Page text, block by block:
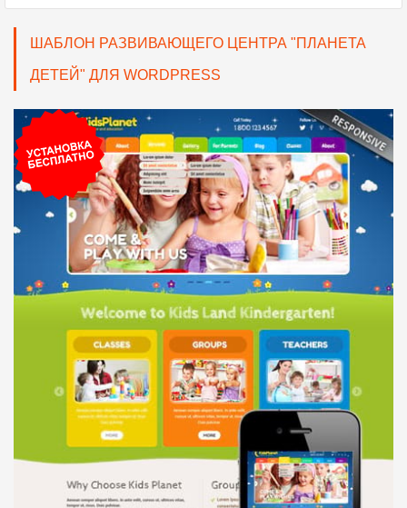
ШАБЛОН РАЗВИВАЮЩЕГО ЦЕНТРА "ПЛАНЕТА
ДЕТЕЙ" ДЛЯ WORDPRESS